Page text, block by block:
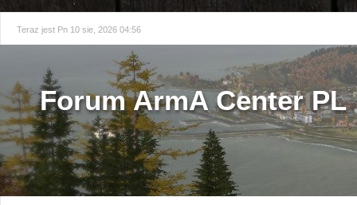
Teraz jest Pn 10 sie, 2026 04:56
Forum ArmA Center PL